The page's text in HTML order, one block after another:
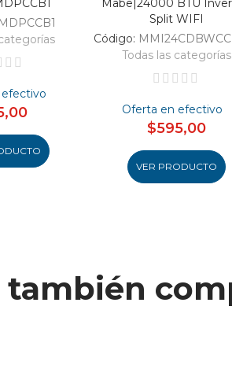
Split WIFI
Código:
Todas las categorías
Oferta en efectivo
$595,00
VER PRODUCTO